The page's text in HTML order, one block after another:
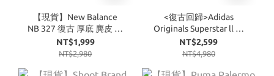
【現貨】New Balance
NB 327 復古 厚底 麂皮 休
閒鞋 慢跑鞋 復古酒紅 #
女款
NT$1,999
NT$2,980
<復古回歸>Adidas
Originals Superstar ll 皮
革 貝克頭 摩卡奶茶
NT$2,599
NT$4,980